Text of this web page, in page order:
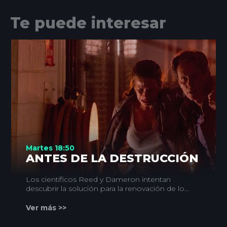
Te puede interesar
Martes 18:50
ANTES DE LA DESTRUCCIÓN
Los científicos Reed y Dameron intentan
descubrir la solución para la renovación de los
que extrae la energía de un agujero negro del
Ver más >>